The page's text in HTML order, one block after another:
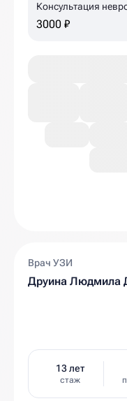
Консультация
3000 ₽
Врач УЗИ
Друина Людмила
13 лет
стаж